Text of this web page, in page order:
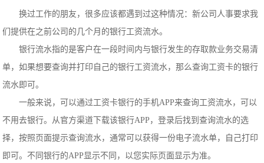
换过工作的朋友，很多应该都遇到过这种情况：新公司人事要求我
们提供在之前公司的几个月的银行工资流水。
银行流水指的是客户在一段时间内与银行发生的存取款业务交易清
单，如果想要查询并打印自己的银行工资流水，那么查询工资卡的银行
流水即可。
一般来说，可以通过工资卡银行的手机APP来查询工资流水，可以
不用去银行。从官方渠道下载该银行APP，登录后找到查询流水的选
择，按照页面提示查询流水，通常可以获得一份电子流水单，自己打印
即可。不同银行的APP显示不同，以您实际页面显示为准。